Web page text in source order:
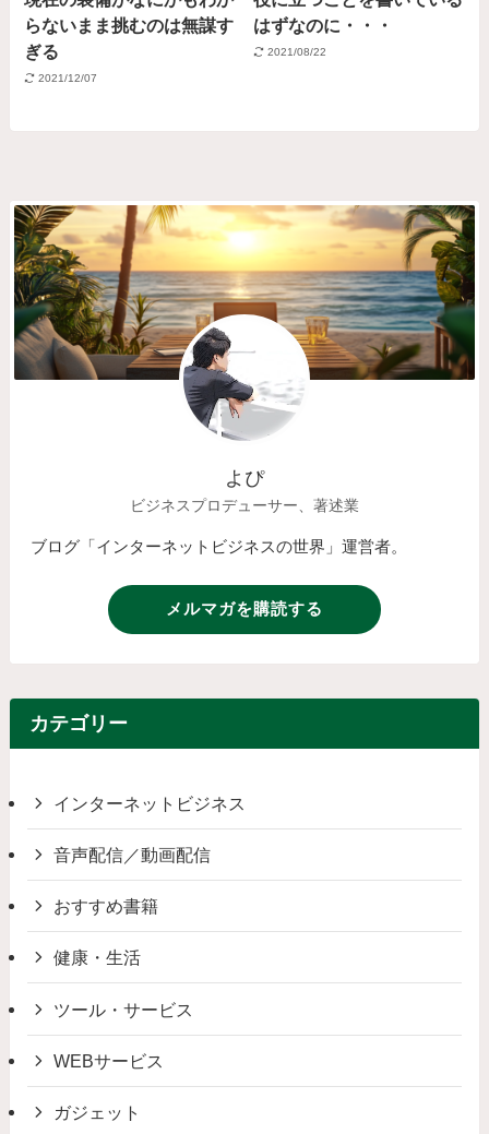
らないまま挑むのは無謀す
ぎる
2021/12/07
はずなのに・・・
2021/08/22
よぴ
ビジネスプロデューサー、著述業
ブログ「インターネットビジネスの世界」運営者。
メルマガを購読する
カテゴリー
インターネットビジネス
音声配信／動画配信
おすすめ書籍
健康・生活
ツール・サービス
WEBサービス
ガジェット